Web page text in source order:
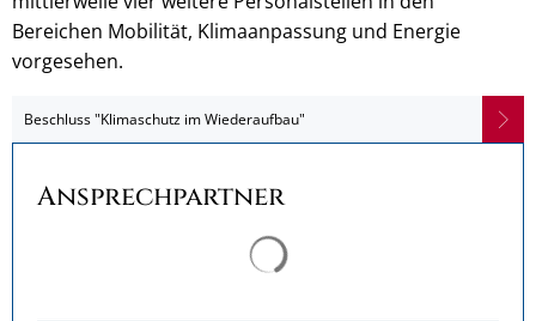
Bereichen Mobilität, Klimaanpassung und Energie
vorgesehen.
Beschluss "Klimaschutz im Wiederaufbau"
Ansprechpartner